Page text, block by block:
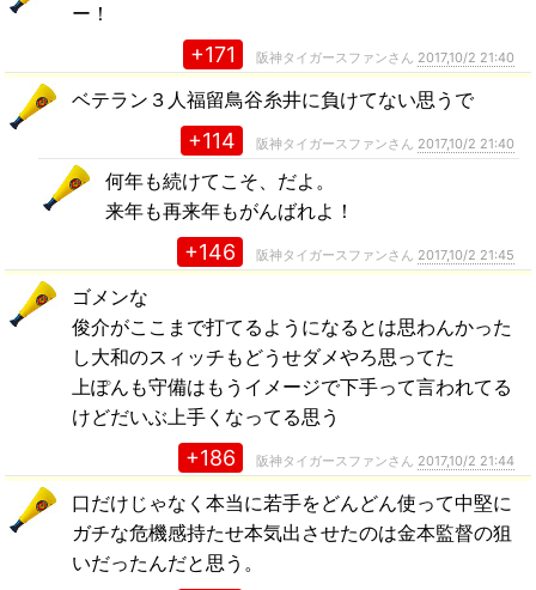
ー！
+171 阪神タイガースファンさん 2017,10/2 21:40
ベテラン３人福留鳥谷糸井に負けてない思うで
+114 阪神タイガースファンさん 2017,10/2 21:40
何年も続けてこそ、だよ。
来年も再来年もがんばれよ！
+146 阪神タイガースファンさん 2017,10/2 21:45
ゴメンな
俊介がここまで打てるようになるとは思わんかった
し大和のスィッチもどうせダメやろ思ってた
上ぽんも守備はもうイメージで下手って言われてる
けどだいぶ上手くなってる思う
+186 阪神タイガースファンさん 2017,10/2 21:44
口だけじゃなく本当に若手をどんどん使って中堅に
ガチな危機感持たせ本気出させたのは金本監督の狙
いだったんだと思う。